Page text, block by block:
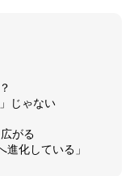
じゃない
がる
進化している」